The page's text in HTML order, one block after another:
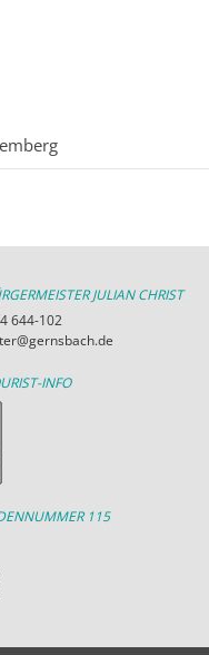
JULIAN CHRIST
644-102
INFO
115